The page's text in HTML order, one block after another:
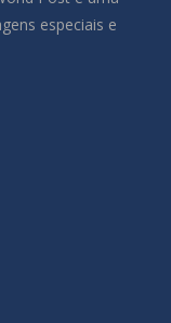
especiais e